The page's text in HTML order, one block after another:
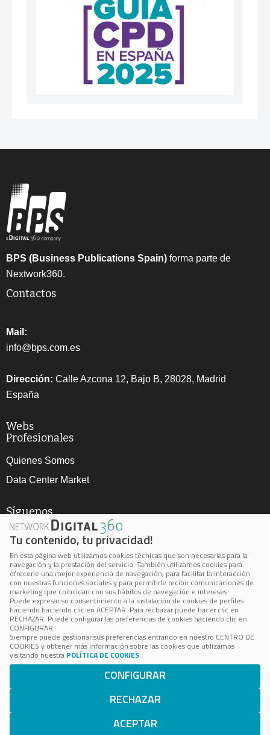
BPS (Business Publications Spain) forma parte de
Nextwork360.
Contactos
Mail:
info@bps.com.es
Dirección: Calle Azcona 12, Bajo B, 28028, Madrid
España
Webs
Profesionales
Quienes Somos
Data Center Market
Síguenos
Aviso Legal
Política de privacidad
Política de cookie
Cookie Center
BPS está inscrita en el Registro Mercantil de Madrid, Volumen
Número de Identificación Fiscal: B-85062503 © 2023 BPS
reservados.
Tu contenido, tu privacidad!
En esta página web utilizamos cookies técnicas que son necesarias para la
navegación y la prestación del servicio. También utilizamos cookies para
ofrecerle una mejor experiencia de navegación, para facilitar la interacción
con nuestras funciones sociales y para permitirle recibir comunicaciones de
marketing que coincidan con sus hábitos de navegación e intereses.
Puede expresar su consentimiento a la instalación de cookies de perfiles
haciendo haciendo clic en ACEPTAR. Para rechazar puede hacer clic en
RECHAZAR. Puede configurar las preferencias de cookies haciendo clic en
CONFIGURAR.
Siempre puede gestionar sus preferencias entrando en nuestro CENTRO DE
COOKIES y obtener más información sobre las cookies que utilizamos
visitando nuestra POLÍTICA DE COOKIES.
CONFIGURAR
RECHAZAR
ACEPTAR